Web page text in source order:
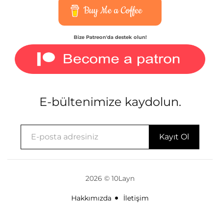
Buy Me a Coffee
Bize Patreon'da destek olun!
E-bültenimize kaydolun.
2026 © 10Layn
Hakkımızda İletişim